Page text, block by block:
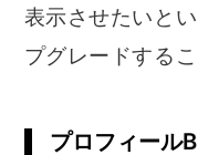
表示させたいと
プグレードする
プロフィール